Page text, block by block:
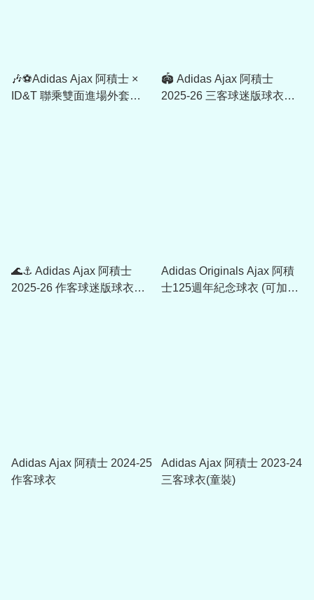
🎶⚽Adidas Ajax 阿積士 ×
ID&T 聯乘雙面進場外套
🏟️ Adidas Ajax 阿積士
2025-26 三客球迷版球衣
🌊⚓ Adidas Ajax 阿積士
2025-26 作客球迷版球衣
Adidas Originals Ajax 阿積
士125週年紀念球衣 (可加印
Adidas Ajax 阿積士 2024-25
作客球衣
Adidas Ajax 阿積士 2023-24
三客球衣(童裝)